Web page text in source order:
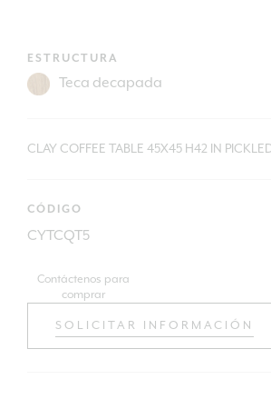
ESTRUCTURA
CLAY COFFEE TABLE 45X45 H42 IN
CÓDIGO
CYTCQT5
Contáctenos para
comprar
SOLICITAR INFORMACIÓN